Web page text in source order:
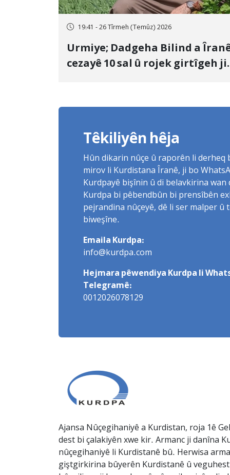
19:41 - 26 Tîrmeh (Temûz) 2026
Urmiye; Dadgeha Bilind a
cezayê 10 sal û rojek girtîgeh ji
Têkiliyên hêja
Hûn dikarin nûçe û raporên li derheq
mirov li Kurdistana Îranê, ji bo
Kurdpayê bişînin û di belavkirina wan
Kurdpa bi pêbendbûn bi prensîbên
pejrandina nûçeyê, dê li ser malper û
biweşîne.
Emaila Kurdpa:
info@kurdpa.com
Hejmara pêwendiya Kurdpa li
Telegramê:
0012026078129
Ajansa Nûçegihaniyê a Kurdistan, roja 1ê
dest bi çalakiyên xwe kir. Armanc ji danîna
nûçegihaniyê li Kurdistanê bû. Herwisa
giştgirkirina bûyerên Kurdistanê û